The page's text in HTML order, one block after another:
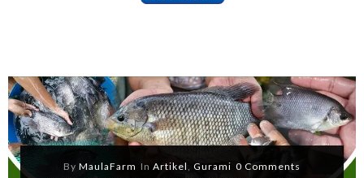
By MaulaFarm In Artikel, Gurami 0 Comments